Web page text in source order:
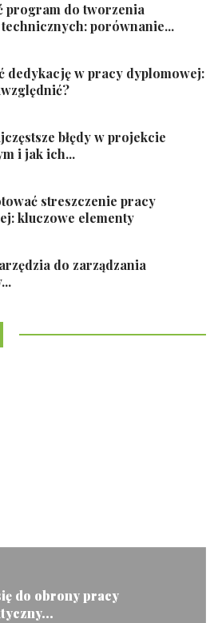
program do tworzenia
porównanie...
dedykację w pracy dyplomowej:
błędy w projekcie
i jak ich...
streszczenie pracy
kluczowe elementy
do zarządzania
do obrony pracy